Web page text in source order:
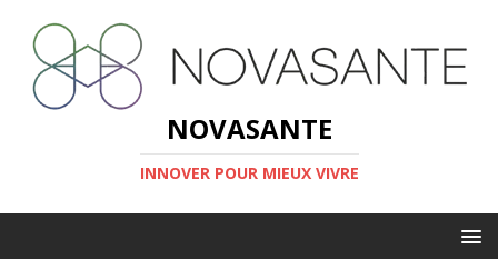
NOVASANTE
INNOVER POUR MIEUX VIVRE